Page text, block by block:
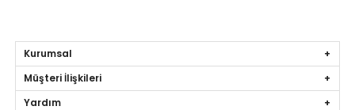
Kurumsal
Müşteri İlişkileri
Yardım